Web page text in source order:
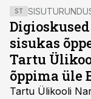
ST
sisukas
Tartu
õppima üle
Tartu Ülikooli